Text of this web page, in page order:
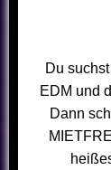
Du
EDM und
Dann